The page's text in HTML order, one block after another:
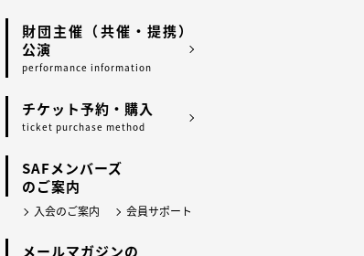
財団主催（共催・提携）
公演
performance information
チケット予約・購入
ticket purchase method
SAFメンバーズ
のご案内
入会のご案内 会員サポート
メールマガジンの